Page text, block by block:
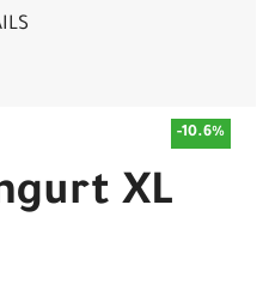
-10.6%
XL